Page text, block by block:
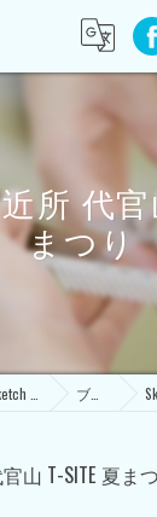
所 代官
まつり
ブログ
山 T-SITE 夏ま